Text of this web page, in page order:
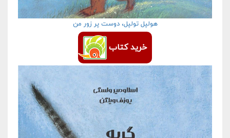
هولپل تولپل، دوست پر زور من
خرید کتاب